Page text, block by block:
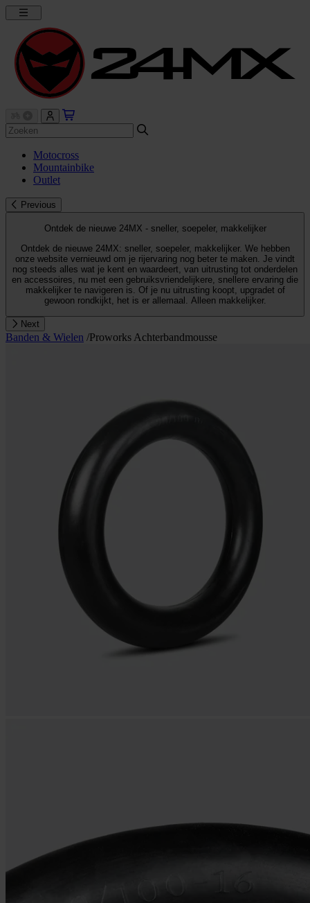
Motocross
Mountainbike
Outlet
Previous
Ontdek de nieuwe 24MX - sneller, soepeler, makkelijker
Ontdek de nieuwe 24MX: sneller, soepeler, makkelijker. We hebben
onze website vernieuwd om je rijervaring nog beter te maken. Je vindt
nog steeds alles wat je kent en waardeert, van uitrusting tot onderdelen
en accessoires, nu met een gebruiksvriendelijkere, snellere ervaring die
makkelijker te navigeren is. Of je nu uitrusting koopt, upgradet of
gewoon rondkijkt, het is er allemaal. Alleen makkelijker.
Next
Banden & Wielen /Proworks Achterbandmousse